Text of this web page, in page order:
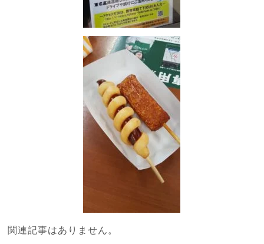
関連記事はありません。